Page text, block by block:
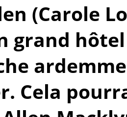
(Carole
grand
Cela